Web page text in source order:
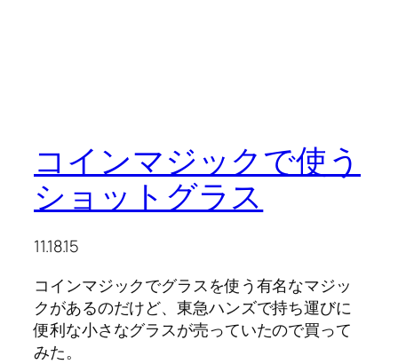
コインマジックで使う
ショットグラス
11.18.15
コインマジックでグラスを使う有名なマジッ
クがあるのだけど、東急ハンズで持ち運びに
便利な小さなグラスが売っていたので買って
みた。